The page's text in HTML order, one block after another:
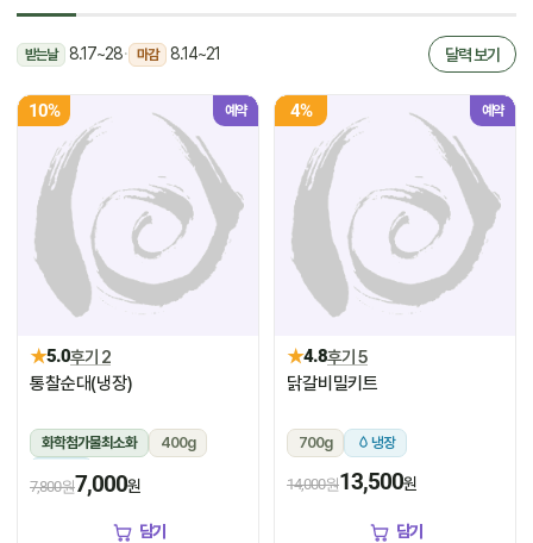
받는날 8.17~28· 마감 8.14~21 달력 보기
10% 예약
★5.0후기 2
통찰순대(냉장)
화학첨가물최소화
400g
냉장
7,800원7,000원
담기
4% 예약
★4.8후기 5
닭갈비밀키트
700g 냉장
14,000원13,500원
담기